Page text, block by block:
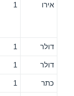
אירו 1
דולר 1
דולר 1
כתר 1